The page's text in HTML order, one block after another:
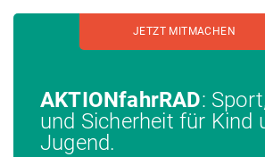
AKTIONfahrRAD:
und Sicherheit für Kind
Jugend.
JETZT MITMACHEN